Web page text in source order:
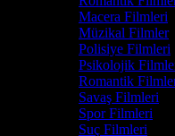
Macera Filmleri
Müzikal Filmler
Polisiye Filmleri
Psikolojik
Romantik
Savaş Filmleri
Spor Filmleri
Suç Filmleri